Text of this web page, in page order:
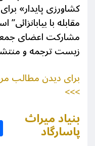
کشاورزی پایدار»
مقابله با
مشارکت اعضای
زیست ترجمه و
برای دیدن مطالب
>>>
Share
بنیاد میراث
پاسارگاد